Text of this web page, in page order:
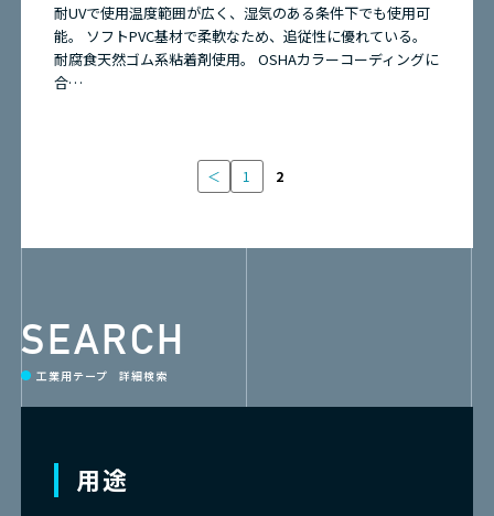
耐UVで使用温度範囲が広く、湿気のある条件下でも使用可
能。 ソフトPVC基材で柔軟なため、追従性に優れている。
耐腐食天然ゴム系粘着剤使用。 OSHAカラーコーディングに
合…
＜ 1 2
工業用テープ 詳細検索
SEARCH
用途